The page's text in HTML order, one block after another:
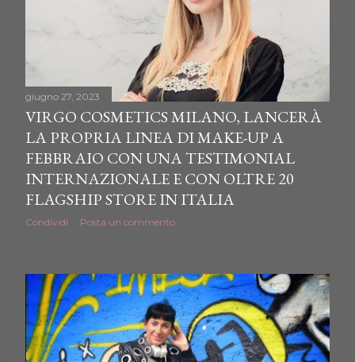
giugno 27, 2023
VIRGO COSMETICS MILANO, LANCERÀ
LA PROPRIA LINEA DI MAKE-UP A
FEBBRAIO CON UNA TESTIMONIAL
INTERNAZIONALE E CON OLTRE 20
FLAGSHIP STORE IN ITALIA
Condividi Posta un commento